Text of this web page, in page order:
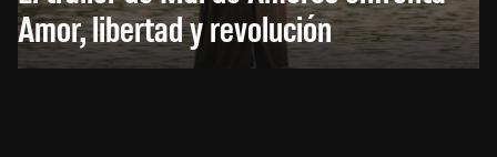
Amor, libertad y revolución